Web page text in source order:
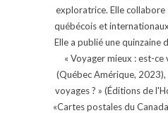
exploratrice. Elle
québécois et
Elle a publié une quinzaine
« Voyager mieux : est-ce
(Québec Amérique,
voyages ? » (Éditions de
«Cartes postales du